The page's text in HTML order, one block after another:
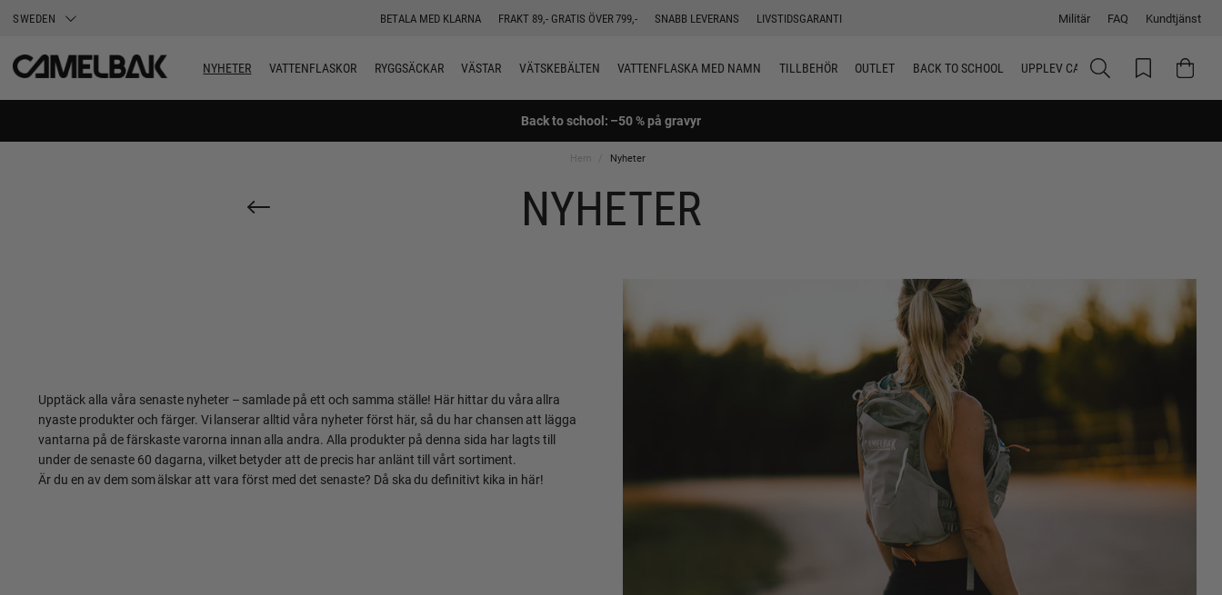
SWEDEN BETALA MED KLARNA FRAKT 89,- GRATIS ÖVER 799,- SNABB LEVERANS LIVSTIDSGARANTI Militär FAQ Kundtjänst
NYHETER VATTENFLASKOR RYGGSÄCKAR VÄSTAR VÄTSKEBÄLTEN VATTENFLASKA MED NAMN TILLBEHÖR OUTLET BACK TO SCHOOL UPPLEV CAMELBAK
Back to school: –50 % på gravyr
Hem Nyheter
NYHETER
Upptäck alla våra senaste nyheter – samlade på ett och samma ställe! Här hittar du våra allra
nyaste produkter och färger. Vi lanserar alltid våra nyheter först här, så du har chansen att lägga
vantarna på de färskaste varorna innan alla andra. Alla produkter på denna sida har lagts till
under de senaste 60 dagarna, vilket betyder att de precis har anlänt till vårt sortiment.
Är du en av dem som älskar att vara först med det senaste? Då ska du definitivt kika in här!